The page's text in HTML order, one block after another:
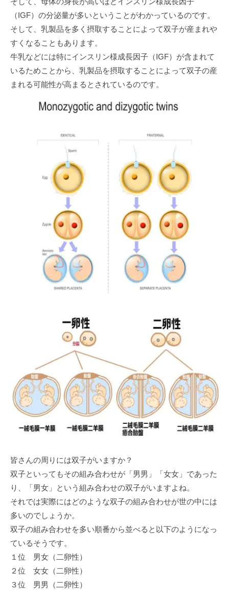
（IGF）の分泌量が多いということがわかっているのです。
そして、乳製品を多く摂取することによって双子が産まれや
すくなることもあります。
牛乳などには特にインスリン様成長因子（IGF）が含まれて
いるためことから、乳製品を摂取することによって双子の産
まれる可能性が高まるとされているのです。
皆さんの周りには双子がいますか？
双子といってもその組み合わせが「男男」「女女」であった
り、「男女」という組み合わせの双子がいますよね。
それでは実際にはどのような双子の組み合わせが世の中には
多いのでしょうか。
双子の組み合わせを多い順番から並べると以下のようになっ
ているそうです。
１位 男女（二卵性）
２位 女女（二卵性）
３位 男男（二卵性）